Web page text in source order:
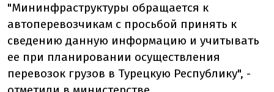
"Мининфраструктуры обращается к
автоперевозчикам с просьбой принять к
сведению данную информацию и учитывать
ее при планировании осуществления
перевозок грузов в Турецкую Республику", -